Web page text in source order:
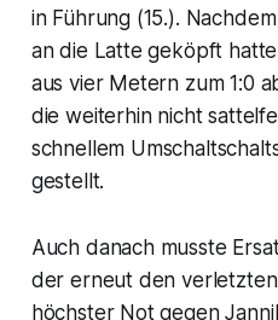
in Führung (15.).
an die Latte geköpft
aus vier Metern zum 1:0
die weiterhin nicht
schnellem
gestellt.
Auch danach musste
der erneut den
höchster Not gegen